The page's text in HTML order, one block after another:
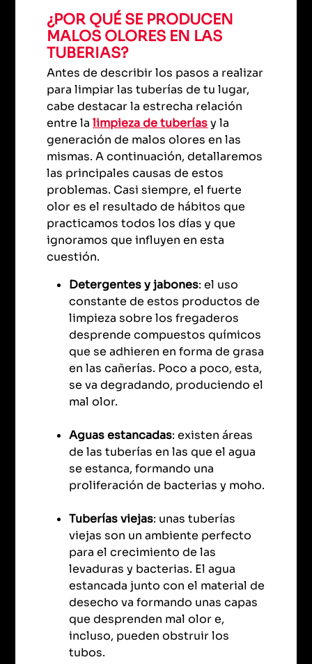
¿POR QUÉ SE PRODUCEN
MALOS OLORES EN LAS
TUBERIAS?
Antes de describir los pasos a realizar
para limpiar las tuberías de tu lugar,
cabe destacar la estrecha relación
entre lalimpieza de tuberíasy la
generación de malos olores en las
mismas. A continuación, detallaremos
las principales causas de estos
problemas. Casi siempre, el fuerte
olor es el resultado de hábitos que
practicamos todos los días y que
ignoramos que influyen en esta
cuestión.
Detergentes y jabones: el uso
constante de estos productos de
limpieza sobre los fregaderos
desprende compuestos químicos
que se adhieren en forma de grasa
en las cañerías. Poco a poco, esta,
se va degradando, produciendo el
mal olor.
Aguas estancadas: existen áreas
de las tuberías en las que el agua
se estanca, formando una
proliferación de bacterias y moho.
Tuberías viejas: unas tuberías
viejas son un ambiente perfecto
para el crecimiento de las
levaduras y bacterias. El agua
estancada junto con el material de
desecho va formando unas capas
que desprenden mal olor e,
incluso, pueden obstruir los
tubos.